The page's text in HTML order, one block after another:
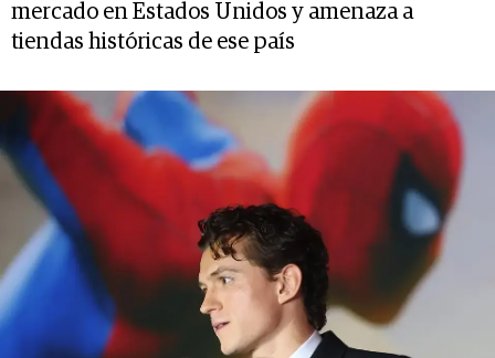
mercado en Estados Unidos y amenaza a
tiendas históricas de ese país